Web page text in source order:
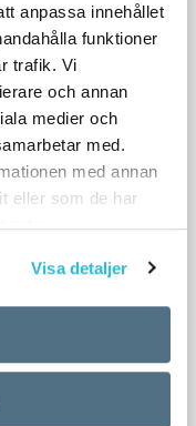
anpassa innehållet
funktioner
trafik. Vi
och annan
medier och
med.
med annan
eller som de har
Visa detaljer